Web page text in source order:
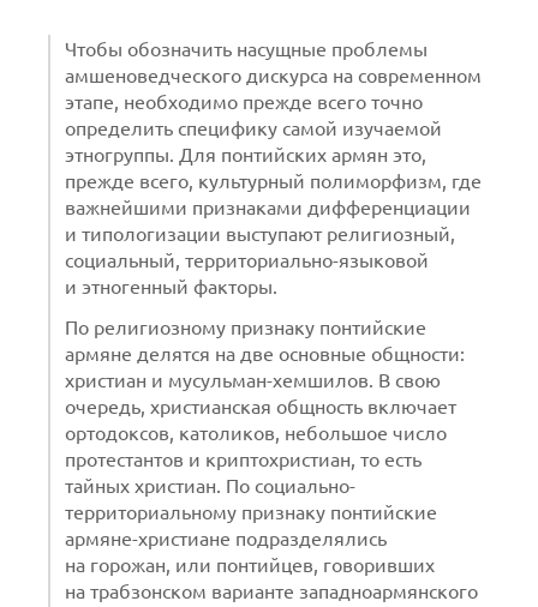
Чтобы обозначить насущные проблемы
амшеноведческого дискурса на современном
этапе, необходимо прежде всего точно
определить специфику самой изучаемой
этногруппы. Для понтийских армян это,
прежде всего, культурный полиморфизм, где
важнейшими признаками дифференциации
и типологизации выступают религиозный,
социальный, территориально-языковой
и этногенный факторы.
По религиозному признаку понтийские
армяне делятся на две основные общности:
христиан и мусульман-хемшилов. В свою
очередь, христианская общность включает
ортодоксов, католиков, небольшое число
протестантов и криптохристиан, то есть
тайных христиан. По социально-
территориальному признаку понтийские
армяне-христиане подразделялись
на горожан, или понтийцев, говоривших
на трабзонском варианте западноармянского